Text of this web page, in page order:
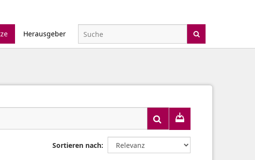
Herausgeber
Sortieren nach